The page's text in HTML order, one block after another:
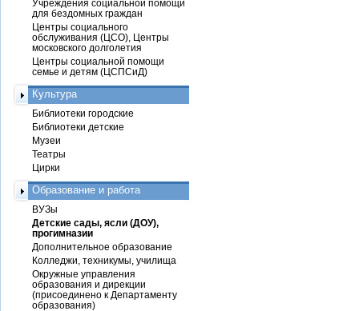
Учреждения социальной помощи
для бездомных граждан
Центры социального
обслуживания (ЦСО), Центры
московского долголетия
Центры социальной помощи
семье и детям (ЦСПСиД)
Культура
Библиотеки городские
Библиотеки детские
Музеи
Театры
Цирки
Образование и работа
ВУЗы
Детские сады, ясли (ДОУ),
прогимназии
Дополнительное образование
Колледжи, техникумы, училища
Окружные управления
образования и дирекции
(присоединено к Департаменту
образования)